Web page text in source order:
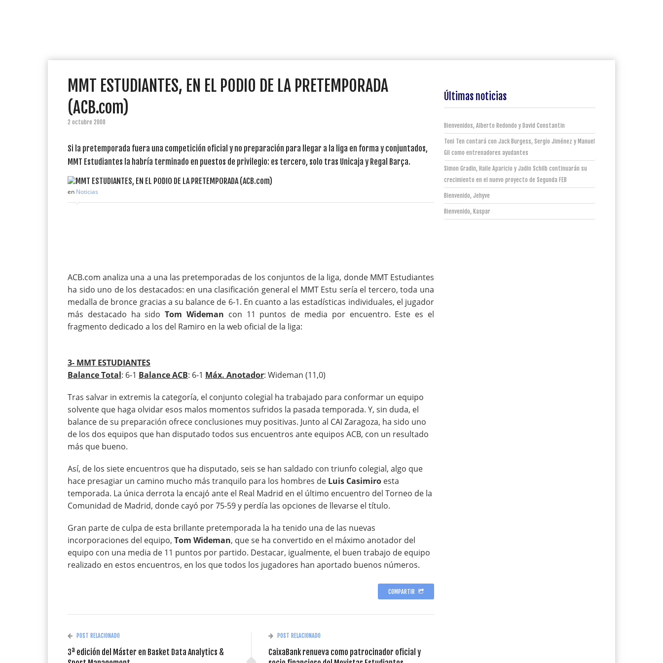
MMT ESTUDIANTES, EN EL PODIO DE LA PRETEMPORADA
(ACB.com)
2 octubre 2008
Si la pretemporada fuera una competición oficial y no preparación para llegar a la liga en forma y conjuntados,
MMT Estudiantes la habría terminado en puestos de privilegio: es tercero, solo tras Unicaja y Regal Barça.
en Noticias
ACB.com analiza una a una las pretemporadas de los conjuntos de la liga, donde MMT Estudiantes
ha sido uno de los destacados: en una clasificación general el MMT Estu sería el tercero, toda una
medalla de bronce gracias a su balance de 6-1. En cuanto a las estadísticas individuales, el jugador
más destacado ha sidoTom Wideman con 11 puntos de media por encuentro. Este es el
fragmento dedicado a los del Ramiro en la web oficial de la liga:
3- MMT ESTUDIANTES
Balance Total: 6-1 Balance ACB: 6-1 Máx. Anotador: Wideman (11,0)
Tras salvar in extremis la categoría, el conjunto colegial ha trabajado para conformar un equipo
solvente que haga olvidar esos malos momentos sufridos la pasada temporada. Y, sin duda, el
balance de su preparación ofrece conclusiones muy positivas. Junto al CAI Zaragoza, ha sido uno
de los dos equipos que han disputado todos sus encuentros ante equipos ACB, con un resultado
más que bueno.
Así, de los siete encuentros que ha disputado, seis se han saldado con triunfo colegial, algo que
hace presagiar un camino mucho más tranquilo para los hombres de Luis Casimiro esta
temporada. La única derrota la encajó ante el Real Madrid en el último encuentro del Torneo de la
Comunidad de Madrid, donde cayó por 75-59 y perdía las opciones de llevarse el título.
Gran parte de culpa de esta brillante pretemporada la ha tenido una de las nuevas
incorporaciones del equipo, Tom Wideman, que se ha convertido en el máximo anotador del
equipo con una media de 11 puntos por partido. Destacar, igualmente, el buen trabajo de equipo
realizado en estos encuentros, en los que todos los jugadores han aportado buenos números.
COMPARTIR
POST RELACIONADO
3ª edición del Máster en Basket Data Analytics &
POST RELACIONADO
CaixaBank renueva como patrocinador oficial y
Últimas noticias
Bienvenidos, Alberto Redondo y David Constantin
Toni Ten contará con Jack Burgess, Sergio Jiménez y Manuel
Gil como entrenadores ayudantes
Simon Gradin, Haile Aparicio y Jadin Schilb continuarán su
crecimiento en el nuevo proyecto de Segunda FEB
Bienvenido, Jehyve
Bienvenido, Kaspar